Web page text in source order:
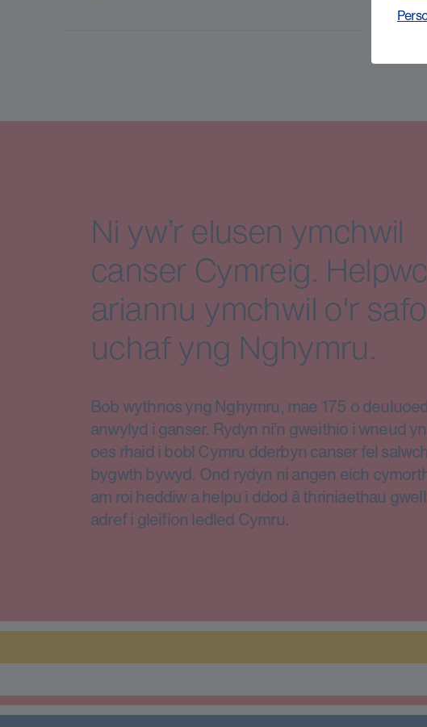
Ni yw’r elusen ymchwil
canser Cymreig.
ariannu ymchwil o'r
uchaf yng Nghymru.
Bob wythnos yng Nghymru, mae 175 o
anwylyd i ganser. Rydyn ni’n gweithio i wneud
oes rhaid i bobl Cymru dderbyn canser fel
bygwth bywyd. Ond rydyn ni angen eich
am roi heddiw a helpu i ddod â thriniaethau
adref i gleifion ledled Cymru.